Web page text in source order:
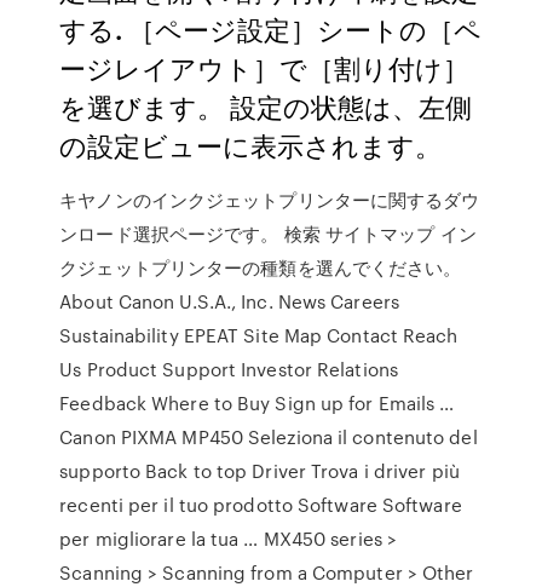
する. ［ページ設定］シートの［ペ
ージレイアウト］で［割り付け］
を選びます。 設定の状態は、左側
の設定ビューに表示されます。
キヤノンのインクジェットプリンターに関するダウ
ンロード選択ページです。 検索 サイトマップ イン
クジェットプリンターの種類を選んでください。
About Canon U.S.A., Inc. News Careers
Sustainability EPEAT Site Map Contact Reach
Us Product Support Investor Relations
Feedback Where to Buy Sign up for Emails …
Canon PIXMA MP450 Seleziona il contenuto del
supporto Back to top Driver Trova i driver più
recenti per il tuo prodotto Software Software
per migliorare la tua … MX450 series >
Scanning > Scanning from a Computer > Other